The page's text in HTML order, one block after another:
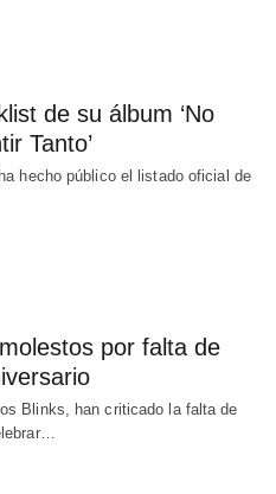
de su álbum ‘No
Tanto’
hecho público el listado oficial de
por falta de
Blinks, han criticado la falta de